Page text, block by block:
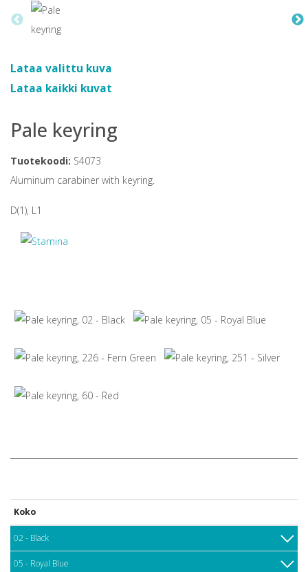
Lataa valittu kuva
Lataa kaikki kuvat
Pale keyring
Tuotekoodi: S4073
Aluminum carabiner with keyring.
D(1), L1
Koko
02 - Black
05 - Royal Blue